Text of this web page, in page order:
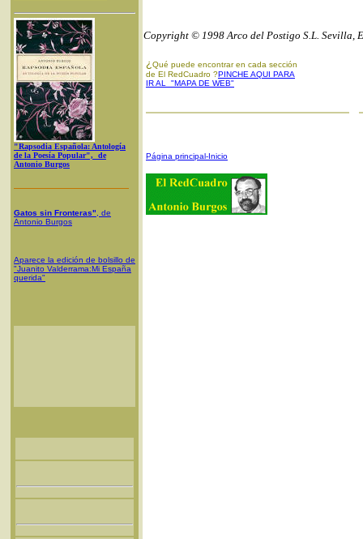
"Rapsodia Española: Antología
de la Poesía Popular", de
Antonio Burgos
Gatos sin Fronteras" , de
Antonio Burgos
Aparece la edición de bolsillo de
"Juanito Valderrama:Mi España
querida"
Copyright © 1998 Arco del Postigo S.L. Sevilla,
¿ Qué puede encontrar en cada sección
de El RedCuadro ?PINCHE AQUI PARA
IR AL "MAPA DE WEB"
Página principal-Inicio